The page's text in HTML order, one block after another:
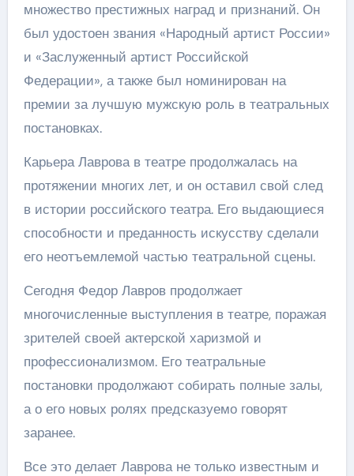
множество престижных наград и признаний. Он
был удостоен звания «Народный артист России»
и «Заслуженный артист Российской
Федерации», а также был номинирован на
премии за лучшую мужскую роль в театральных
постановках.
Карьера Лаврова в театре продолжалась на
протяжении многих лет, и он оставил свой след
в истории российского театра. Его выдающиеся
способности и преданность искусству сделали
его неотъемлемой частью театральной сцены.
Сегодня Федор Лавров продолжает
многочисленные выступления в театре, поражая
зрителей своей актерской харизмой и
профессионализмом. Его театральные
постановки продолжают собирать полные залы,
а о его новых ролях предсказуемо говорят
заранее.
Все это делает Лаврова не только известным и